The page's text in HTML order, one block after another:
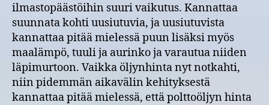
ilmastopäästöihin suuri vaikutus. Kannattaa
suunnata kohti uusiutuvia, ja uusiutuvista
kannattaa pitää mielessä puun lisäksi myös
maalämpö, tuuli ja aurinko ja varautua niiden
läpimurtoon. Vaikka öljynhinta nyt notkahti,
niin pidemmän aikavälin kehityksestä
kannattaa pitää mielessä, että polttoöljyn hinta